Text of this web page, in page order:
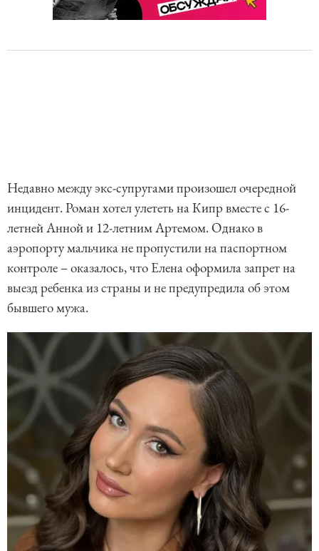
Недавно между экс-супругами произошел очередной
инцидент. Роман хотел улететь на Кипр вместе с 16-
летней Анной и 12-летним Артемом. Однако в
аэропорту мальчика не пропустили на паспортном
контроле – оказалось, что Елена оформила запрет на
выезд ребенка из страны и не предупредила об этом
бывшего мужа.